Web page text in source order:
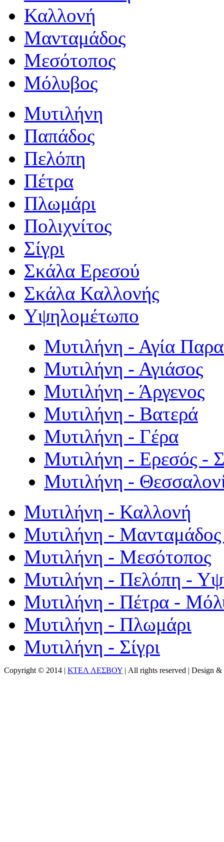
Καλλονή
Μανταμάδος
Μεσότοπος
Μόλυβος
Μυτιλήνη
Παπάδος
Πελόπη
Πέτρα
Πλωμάρι
Πολιχνίτος
Σίγρι
Σκάλα Ερεσού
Σκάλα Καλλονής
Υψηλομέτωπο
Μυτιλήνη - Αγία
Μυτιλήνη - Αγιάσος
Μυτιλήνη - Άργενος
Μυτιλήνη - Βατερά
Μυτιλήνη - Γέρα
Μυτιλήνη - Ερεσός -
Μυτιλήνη -
Μυτιλήνη - Καλλονή
Μυτιλήνη - Μανταμάδος
Μυτιλήνη - Μεσότοπος
Μυτιλήνη - Πελόπη -
Μυτιλήνη - Πέτρα -
Μυτιλήνη - Πλωμάρι
Μυτιλήνη - Σίγρι
Copyright © 2014 | ΚΤΕΛ ΛΕΣΒΟΥ | All rights reserved | Design &